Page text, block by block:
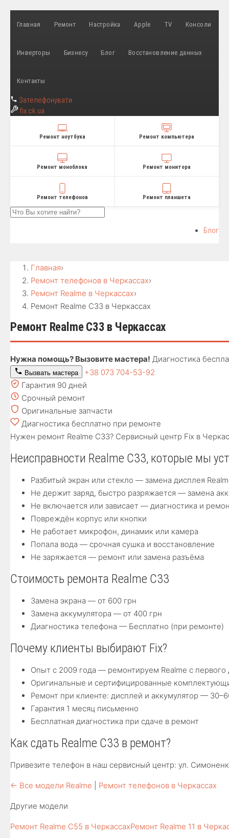
Главная Ремонт Настройка Apple TV Консоли
Инверторы Бизнесу Блог Восстановление данных
Контакты
Зателефонувати
fix.ck.ua
Ремонт ноутбука Ремонт компьютера
Ремонт моноблока Ремонт монитора
Ремонт телефонов Ремонт планшета
Блог
Главная›
Ремонт телефонов в Черкассах›
Ремонт Realme в Черкассах›
Ремонт Realme C33 в Черкассах
Ремонт Realme C33 в Черкассах
Нужна помощь? Вызовите мастера! Диагностика
Вызвать мастера
+38 073 704-53-92
Гарантия 90 дней
Срочный ремонт
Оригинальные запчасти
Диагностика бесплатно при ремонте
Нужен ремонт Realme C33? Сервисный центр Fix в
Неисправности Realme C33, которые мы
Разбитый экран или стекло — замена дисплея
Не держит заряд, быстро разряжается — замена
Не включается или зависает — диагностика и
Повреждён корпус или кнопки
Не работает микрофон, динамик или камера
Попала вода — срочная сушка и восстановление
Не заряжается — ремонт или замена разъёма
Стоимость ремонта Realme C33
Замена экрана — от 600 грн
Замена аккумулятора — от 400 грн
Диагностика телефона — Бесплатно (при ремонте)
Почему клиенты выбирают Fix?
Опыт с 2009 года — ремонтируем Realme с первого
Оригинальные и сертифицированные
Ремонт при клиенте: дисплей и аккумулятор —
Гарантия 1 месяц письменно
Бесплатная диагностика при сдаче в ремонт
Как сдать Realme C33 в ремонт?
Привезите телефон в наш сервисный центр: ул.
← Все модели Realme Ремонт телефонов в Черкассах
Другие модели
Ремонт Realme C55 в ЧеркассахРемонт Realme 11 в